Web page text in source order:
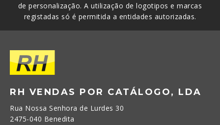
de personalização. A utilização de logotipos e marcas
registadas só é permitida a entidades autorizadas.
RH VENDAS POR CATÁLOGO, LDA
Rua Nossa Senhora de Lurdes 30
2475-040 Benedita